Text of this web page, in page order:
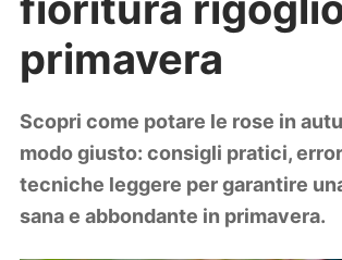
Zodiaco
primavera
Scopri come potare le rose in
modo giusto: consigli pratici,
tecniche leggere per garantire
sana e abbondante in primavera.